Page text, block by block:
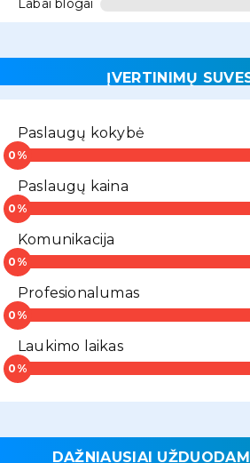
Labai blogai
ĮVERTINIMŲ
Paslaugų kokybė
Paslaugų kaina
Komunikacija
Profesionalumas
Laukimo laikas
DAŽNIAUSIAI